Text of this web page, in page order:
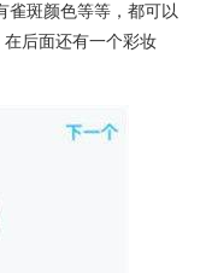
雀斑颜色等等，都可以
后面还有一个彩妆